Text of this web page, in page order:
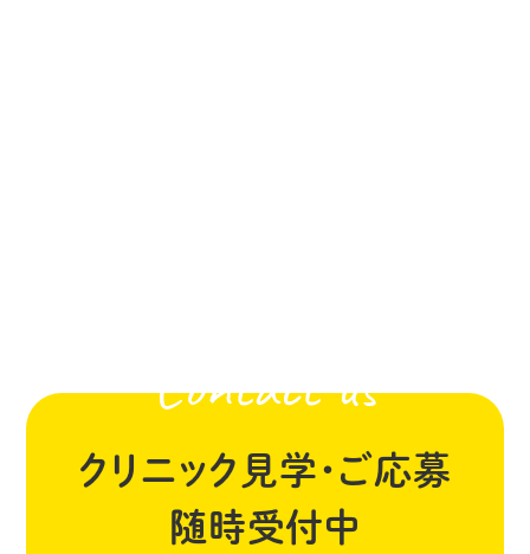
Contact us
クリニック見学・ご応募
随時受付中